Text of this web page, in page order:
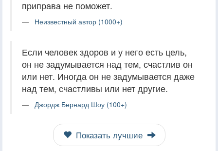
приправа не поможет.
Неизвестный автор (1000+)
Если человек здоров и у него есть цель,
он не задумывается над тем, счастлив он
или нет. Иногда он не задумывается даже
над тем, счастливы или нет другие.
Джордж Бернард Шоу (100+)
Показать лучшие